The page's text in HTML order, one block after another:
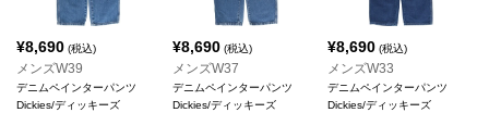
¥8,690 (税込)
メンズW39
デニムペインターパンツ
Dickies/ディッキーズ
¥8,690(税込)
メンズW37
デニムペインターパンツ
Dickies/ディッキーズ
¥8,690 (税込)
メンズW33
デニムペインターパンツ
Dickies/ディッキーズ